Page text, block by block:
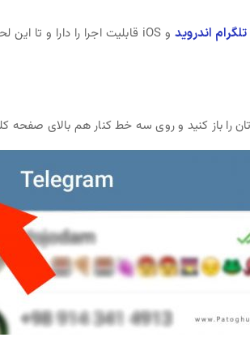
تلگرام اندرویدو iOS قابلیت اجرا را دارا و تا این لحظه